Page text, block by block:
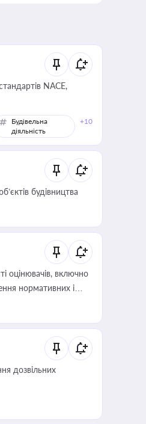
NACE,
Будівельна
діяльність
+10
будівництва
оцінювачів, включно
нормативних і
дозвільних